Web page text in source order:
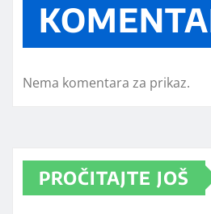
Nema komentara za prikaz.
PROČITAJTE JOŠ